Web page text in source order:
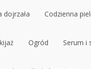
dojrzała
dojrzała
Codzienna
Codzienna
Ogród Serum i